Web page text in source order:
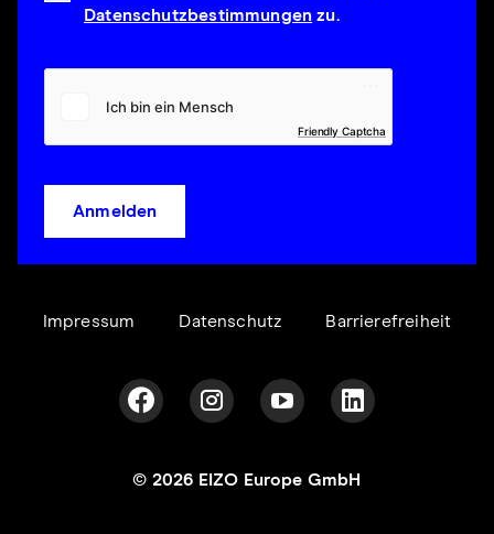
Datenschutzbestimmungen zu.
Friendly Captcha
Anmelden
Impressum Datenschutz Barrierefreiheit
© 2026 EIZO Europe GmbH